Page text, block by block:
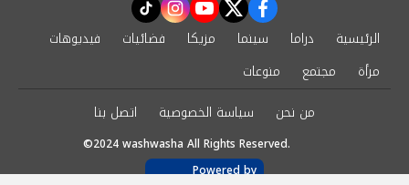
facebook
twitter
youtube
instagram
tiktok
الرئيسية دراما سينما مزيكا فضائيات
فيديوهات
مرأة
مجتمع
منوعات
من نحن
سياسة الخصوصية اتصل بنا
©2024 washwasha All Rights Reserved.
Powered by